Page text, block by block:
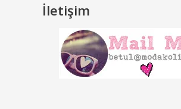
İletişim